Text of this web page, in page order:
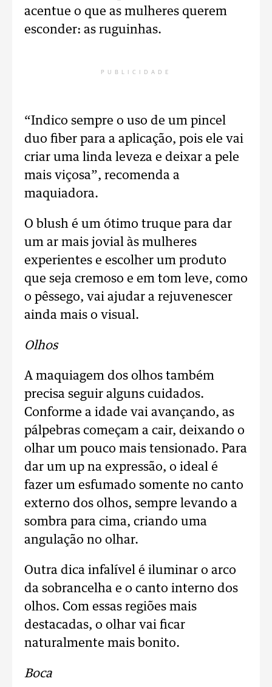
acentue o que as mulheres querem
esconder: as ruguinhas.
PUBLICIDADE
“Indico sempre o uso de um pincel
duo fiber para a aplicação, pois ele vai
criar uma linda leveza e deixar a pele
mais viçosa”, recomenda a
maquiadora.
O blush é um ótimo truque para dar
um ar mais jovial às mulheres
experientes e escolher um produto
que seja cremoso e em tom leve, como
o pêssego, vai ajudar a rejuvenescer
ainda mais o visual.
Olhos
A maquiagem dos olhos também
precisa seguir alguns cuidados.
Conforme a idade vai avançando, as
pálpebras começam a cair, deixando o
olhar um pouco mais tensionado. Para
dar um up na expressão, o ideal é
fazer um esfumado somente no canto
externo dos olhos, sempre levando a
sombra para cima, criando uma
angulação no olhar.
Outra dica infalível é iluminar o arco
da sobrancelha e o canto interno dos
olhos. Com essas regiões mais
destacadas, o olhar vai ficar
naturalmente mais bonito.
Boca